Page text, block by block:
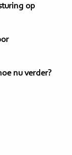
op
nu verder?